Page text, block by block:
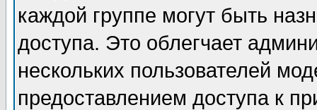
каждой группе могут быть
доступа. Это облегчает
нескольких пользователей
предоставлением доступа к